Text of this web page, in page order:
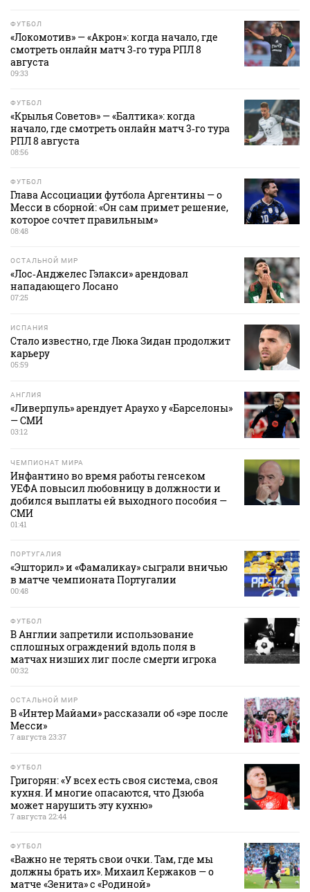
ФУТБОЛ
«Локомотив» — «Акрон»: когда начало, где
смотреть онлайн матч 3‑го тура РПЛ 8
августа
09:33
ФУТБОЛ
«Крылья Советов» — «Балтика»: когда
начало, где смотреть онлайн матч 3‑го тура
РПЛ 8 августа
08:56
ФУТБОЛ
Глава Ассоциации футбола Аргентины — о
Месси в сборной: «Он сам примет решение,
которое сочтет правильным»
08:48
ОСТАЛЬНОЙ МИР
«Лос‑Анджелес Гэлакси» арендовал
нападающего Лосано
07:25
ИСПАНИЯ
Стало известно, где Люка Зидан продолжит
карьеру
05:59
АНГЛИЯ
«Ливерпуль» арендует Араухо у «Барселоны»
— СМИ
03:12
ЧЕМПИОНАТ МИРА
Инфантино во время работы генсеком
УЕФА повысил любовницу в должности и
добился выплаты ей выходного пособия —
СМИ
01:41
ПОРТУГАЛИЯ
«Эшторил» и «Фамаликау» сыграли вничью
в матче чемпионата Португалии
00:48
ФУТБОЛ
В Англии запретили использование
сплошных ограждений вдоль поля в
матчах низших лиг после смерти игрока
00:32
ОСТАЛЬНОЙ МИР
В «Интер Майами» рассказали об «эре после
Месси»
7 августа 23:37
ФУТБОЛ
Григорян: «У всех есть своя система, своя
кухня. И многие опасаются, что Дзюба
может нарушить эту кухню»
7 августа 22:44
ФУТБОЛ
«Важно не терять свои очки. Там, где мы
должны брать их». Михаил Кержаков — о
матче «Зенита» с «Родиной»